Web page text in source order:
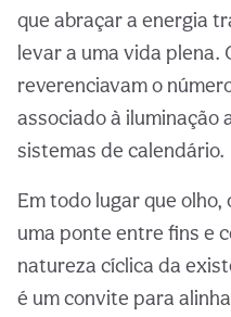
que abraçar a energia
levar a uma vida plena.
reverenciavam o
associado à iluminação
sistemas de calendário.
Em todo lugar que olho,
uma ponte entre fins e
natureza cíclica da
é um convite para